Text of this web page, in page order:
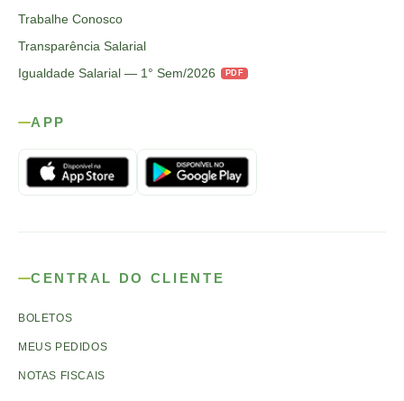
Trabalhe Conosco
Transparência Salarial
Igualdade Salarial — 1° Sem/2026
PDF
APP
CENTRAL DO CLIENTE
BOLETOS
MEUS PEDIDOS
NOTAS FISCAIS